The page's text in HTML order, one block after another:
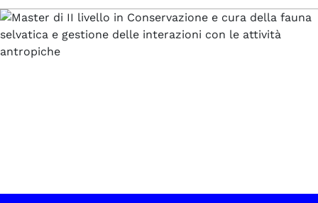
master di ii livello in conservazione e cura della fauna selvatica e gestione